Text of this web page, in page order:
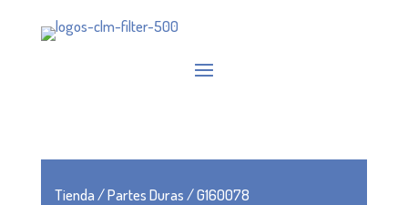
Tienda/Partes Duras/ G160078